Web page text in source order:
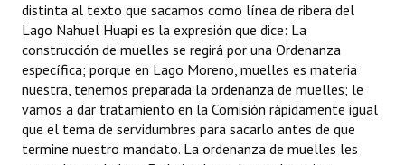
distinta al texto que sacamos como línea de ribera del
Lago Nahuel Huapi es la expresión que dice: La
construcción de muelles se regirá por una Ordenanza
específica; porque en Lago Moreno, muelles es materia
nuestra, tenemos preparada la ordenanza de muelles; le
vamos a dar tratamiento en la Comisión rápidamente igual
que el tema de servidumbres para sacarlo antes de que
termine nuestro mandato. La ordenanza de muelles les